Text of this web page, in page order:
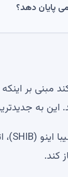
پایان دهد؟
مبنی بر
این به